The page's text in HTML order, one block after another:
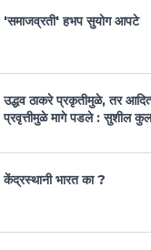
'समाजव्रती' हभप सुयोग आपटे
उद्धव ठाकरे प्रकृतीमुळे, तर
प्रवृत्तीमुळे मागे पडले : सुशील
केंद्रस्थानी भारत का ?